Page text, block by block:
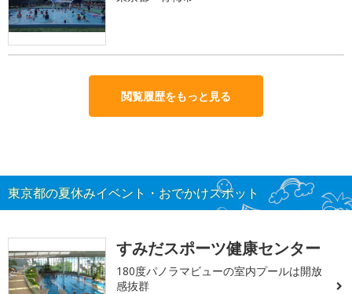
閲覧履歴をもっと見る
東京都の夏休みイベント・おでかけスポット
すみだスポーツ健康センター
180度パノラマビューの室内プールは開放
感抜群